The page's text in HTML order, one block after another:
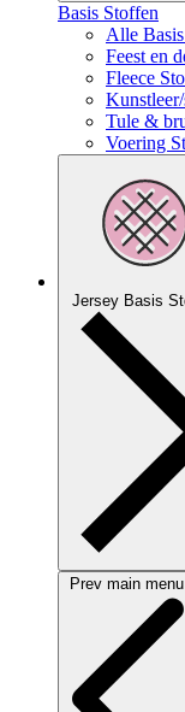
Basis Stoffen
Alle
Feest en
Fleece
Tule &
Voering
Jersey Basis
Prev main menu